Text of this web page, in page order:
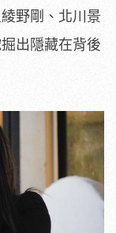
野剛、北川景
出隱藏在背後